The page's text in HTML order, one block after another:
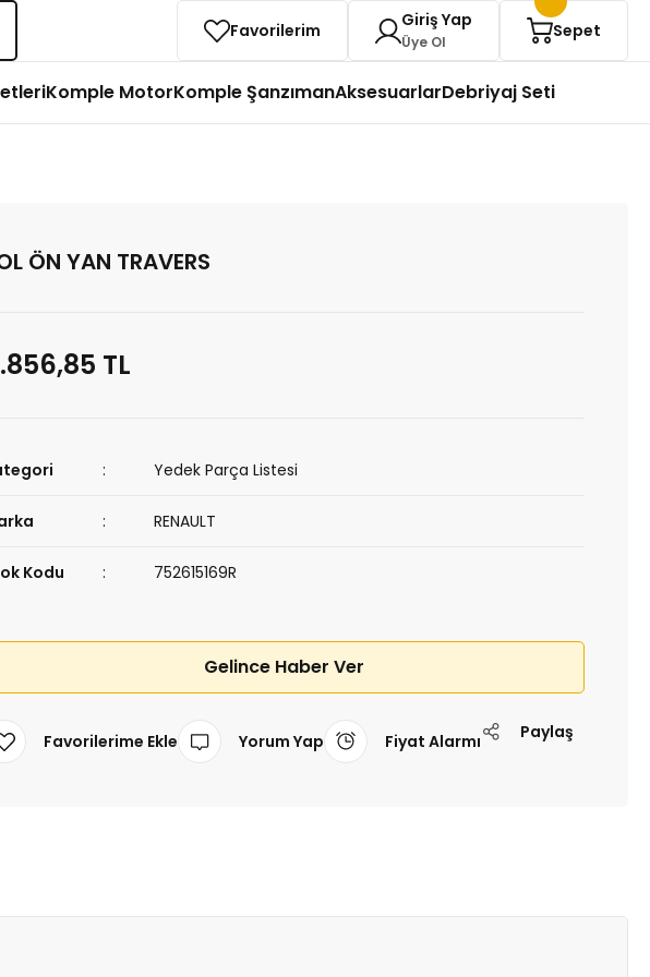
Favorilerim Giriş Yap
Üye Ol
Sepet
Komple MotorKomple ŞanzımanAksesuarlarDebriyaj Seti
ÖN YAN TRAVERS
TL
Yedek Parça Listesi
RENAULT
Kodu 752615169R
Gelince Haber Ver
Yorum Yap Fiyat Alarmı Paylaş